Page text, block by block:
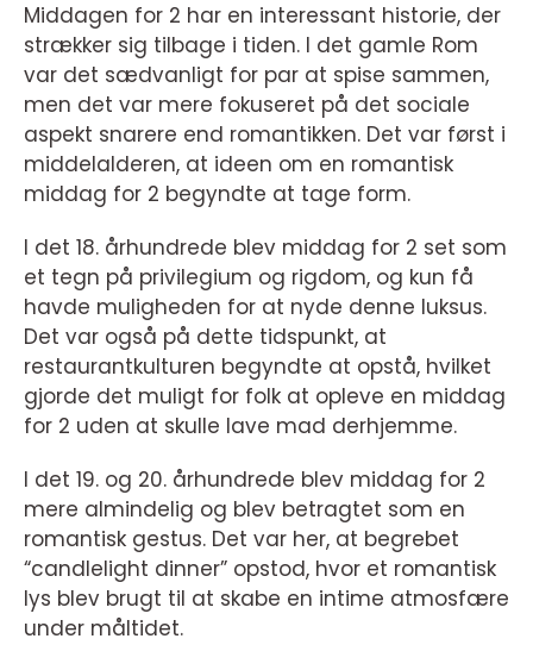
Middagen for 2 har en interessant historie, der
strækker sig tilbage i tiden. I det gamle Rom
var det sædvanligt for par at spise sammen,
men det var mere fokuseret på det sociale
aspekt snarere end romantikken. Det var først i
middelalderen, at ideen om en romantisk
middag for 2 begyndte at tage form.
I det 18. århundrede blev middag for 2 set som
et tegn på privilegium og rigdom, og kun få
havde muligheden for at nyde denne luksus.
Det var også på dette tidspunkt, at
restaurantkulturen begyndte at opstå, hvilket
gjorde det muligt for folk at opleve en middag
for 2 uden at skulle lave mad derhjemme.
I det 19. og 20. århundrede blev middag for 2
mere almindelig og blev betragtet som en
romantisk gestus. Det var her, at begrebet
“candlelight dinner” opstod, hvor et romantisk
lys blev brugt til at skabe en intime atmosfære
under måltidet.